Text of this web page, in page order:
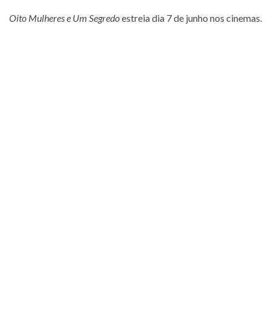
Oito Mulheres e Um Segredoestreia dia 7 de junho nos cinemas.